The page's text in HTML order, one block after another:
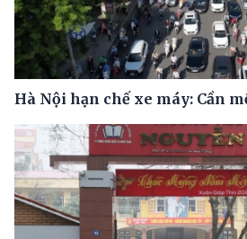
Hà Nội hạn chế xe máy: Cần